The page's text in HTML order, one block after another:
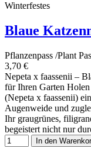
Winterfestes
Blaue
Pflanzenpass /Plant
3,70 €
Nepeta x faassenii –
für Ihren Garten
(Nepeta x faassenii)
Augenweide und
Ihr graugrünes,
begeistert nicht nur
In den